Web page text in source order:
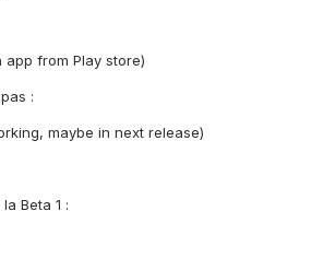
from Play store)
:
maybe in next release)
Beta 1 :